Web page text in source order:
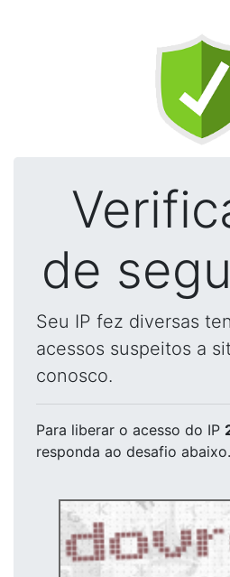
de
Seu IP fez diversas
acessos suspeitos a
conosco.
Para liberar o acesso do IP
responda ao desafio abaixo.